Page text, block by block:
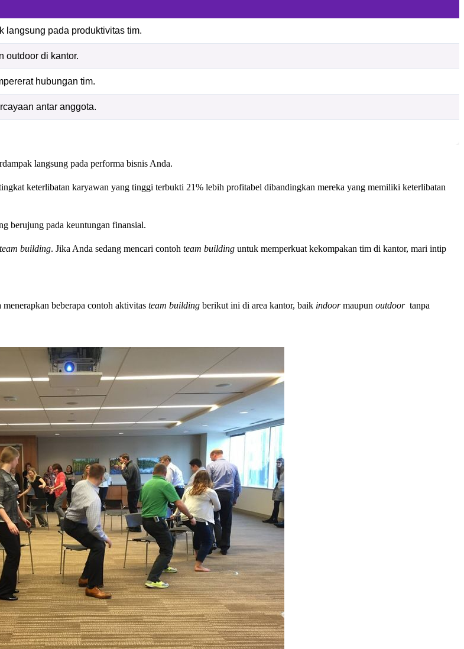
langsung pada produktivitas tim.
outdoor di kantor.
hubungan tim.
antar anggota.
langsung pada performa bisnis Anda.
keterlibatan karyawan yang tinggi terbukti 21% lebih profitabel dibandingkan mereka yang memiliki keterlibatan
berujung pada keuntungan finansial.
team building. Jika Anda sedang mencari contoh team building untuk memperkuat kekompakan tim di kantor, mari intip
beberapa contoh aktivitas team building berikut ini di area kantor, baik indoormaupun outdoor tanpa